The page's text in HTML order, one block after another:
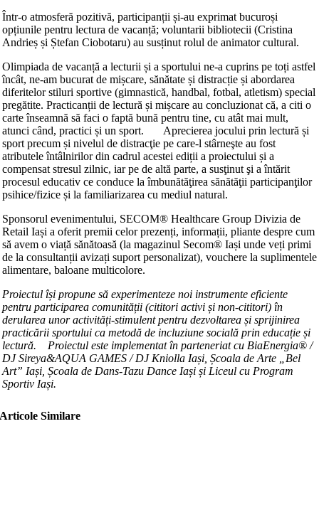
Într-o atmosferă pozitivă, participanții și-au exprimat bucuroși
opțiunile pentru lectura de vacanță; voluntarii bibliotecii (Cristina
Andrieș și Ștefan Ciobotaru) au susținut rolul de animator cultural.
Olimpiada de vacanță a lecturii și a sportului ne-a cuprins pe toți astfel
încât, ne-am bucurat de mișcare, sănătate și distracție și abordarea
diferitelor stiluri sportive (gimnastică, handbal, fotbal, atletism) special
pregătite. Practicanții de lectură și mișcare au concluzionat că, a citi o
carte înseamnă să faci o faptă bună pentru tine, cu atât mai mult,
atunci când, practici și un sport. Aprecierea jocului prin lectură și
sport precum și nivelul de distracţie pe care-l stârneşte au fost
atributele întâlnirilor din cadrul acestei ediții a proiectului și a
compensat stresul zilnic, iar pe de altă parte, a susţinut şi a întărit
procesul educativ ce conduce la îmbunătăţirea sănătăţii participanţilor
psihice/fizice și la familiarizarea cu mediul natural.
Sponsorul evenimentului, SECOM® Healthcare Group Divizia de
Retail Iași a oferit premii celor prezenți, informații, pliante despre cum
să avem o viață sănătoasă (la magazinul Secom® Iași unde veți primi
de la consultanții avizați suport personalizat), vouchere la suplimentele
alimentare, baloane multicolore.
Proiectul își propune să experimenteze noi instrumente eficiente
pentru participarea comunității (cititori activi și non-cititori) în
derularea unor activități-stimulent pentru dezvoltarea și sprijinirea
practicării sportului ca metodă de incluziune socială prin educație și
lectură. Proiectul este implementat în parteneriat cu BiaEnergia® /
DJ Sireya&AQUA GAMES / DJ Kniolla Iași, Școala de Arte
„Bel
Art” Iași, Școala de Dans-Tazu Dance Iași și Liceul cu Program
Sportiv Iași.
Articole Similare